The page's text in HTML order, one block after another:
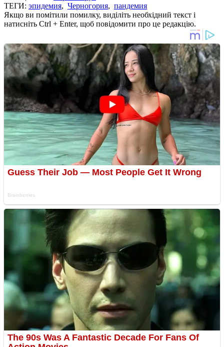
ТЕГИ: эпидемия, Черногория, пандемия
Якщо ви помітили помилку, виділіть необхідний текст і
натисніть Ctrl + Enter, щоб повідомити про це редакцію.